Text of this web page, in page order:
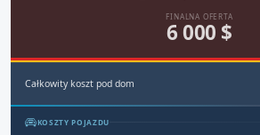
FINALNA OFERTA
6 000 $
Całkowity koszt pod dom
KOSZTY POJAZDU